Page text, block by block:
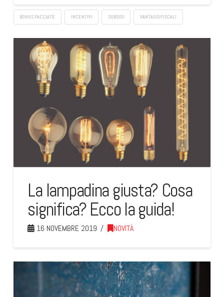
BONUS FACCIATE INCENTIVI SUBSIDI VANTAGGIFISCALI
La lampadina giusta? Cosa
significa? Ecco la guida!
16 NOVEMBRE 2019 NOVITÀ